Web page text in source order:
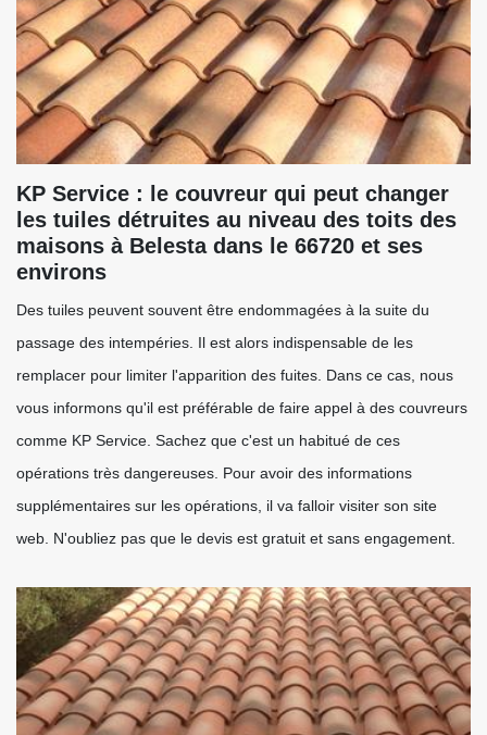
KP Service : le couvreur qui peut changer
les tuiles détruites au niveau des toits des
maisons à Belesta dans le 66720 et ses
environs
Des tuiles peuvent souvent être endommagées à la suite du
passage des intempéries. Il est alors indispensable de les
remplacer pour limiter l'apparition des fuites. Dans ce cas, nous
vous informons qu'il est préférable de faire appel à des couvreurs
comme KP Service. Sachez que c'est un habitué de ces
opérations très dangereuses. Pour avoir des informations
supplémentaires sur les opérations, il va falloir visiter son site
web. N'oubliez pas que le devis est gratuit et sans engagement.